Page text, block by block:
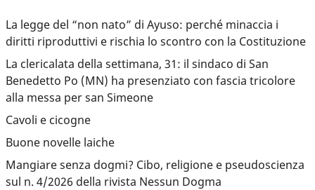
La legge del “non nato” di Ayuso: perché minaccia i
diritti riproduttivi e rischia lo scontro con la Costituzione
La clericalata della settimana, 31: il sindaco di San
Benedetto Po (MN) ha presenziato con fascia tricolore
alla messa per san Simeone
Cavoli e cicogne
Buone novelle laiche
Mangiare senza dogmi? Cibo, religione e pseudoscienza
sul n. 4/2026 della rivista Nessun Dogma